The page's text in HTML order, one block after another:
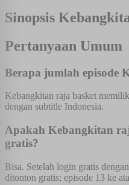
Sinopsis
Pertanyaan Umum
Berapa jumlah episode
Kebangkitan raja basket
dengan subtitle Indonesia.
Apakah Kebangkitan
gratis?
Bisa. Setelah login gratis
ditonton gratis; episode 13 ke